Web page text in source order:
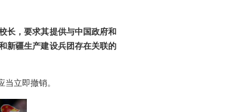
长，要求其提供与中国政府和
新疆生产建设兵团存在关联的
立即撤销。